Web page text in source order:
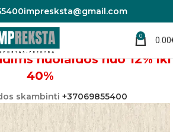
impresksta@gmail.com
0 0.00
danga
nuolaidos nuo 12% iki
40%
skambinti +37069855400